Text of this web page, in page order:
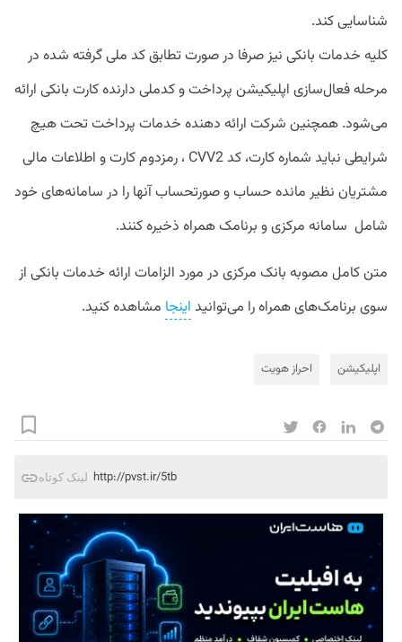
شناسایی کند.
کلیه خدمات بانکی نیز صرفا در صورت تطابق کد ملی گرفته شده در
مرحله فعال‌سازی اپلیکیشن پرداخت و کدملی دارنده کارت بانکی ارائه
می‌شود. همچنین شرکت ارائه دهنده خدمات پرداخت تحت هیچ
شرایطی نباید شماره کارت، کد CVV2 ، رمزدوم کارت و اطلاعات مالی
مشتریان نظیر مانده حساب و صورتحساب آنها را در سامانه‌های خود
شامل سامانه مرکزی و برنامک همراه ذخیره کنند.
متن کامل مصوبه بانک مرکزی در مورد الزامات ارائه خدمات بانکی از
سوی برنامک‌های همراه را می‌توانید اینجا مشاهده کنید.
اپلیکیشن احراز هویت
لینک کوتاه http://pvst.ir/5tb